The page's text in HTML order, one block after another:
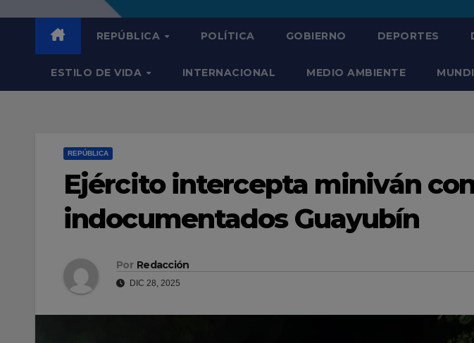
REPÚBLICA POLÍTICA GOBIERNO DEPORTES
ESTILO DE VIDA INTERNACIONAL MEDIO AMBIENTE
REPÚBLICA
Ejército intercepta miniván
indocumentados Guayubín
Por Redacción
DIC 28, 2025